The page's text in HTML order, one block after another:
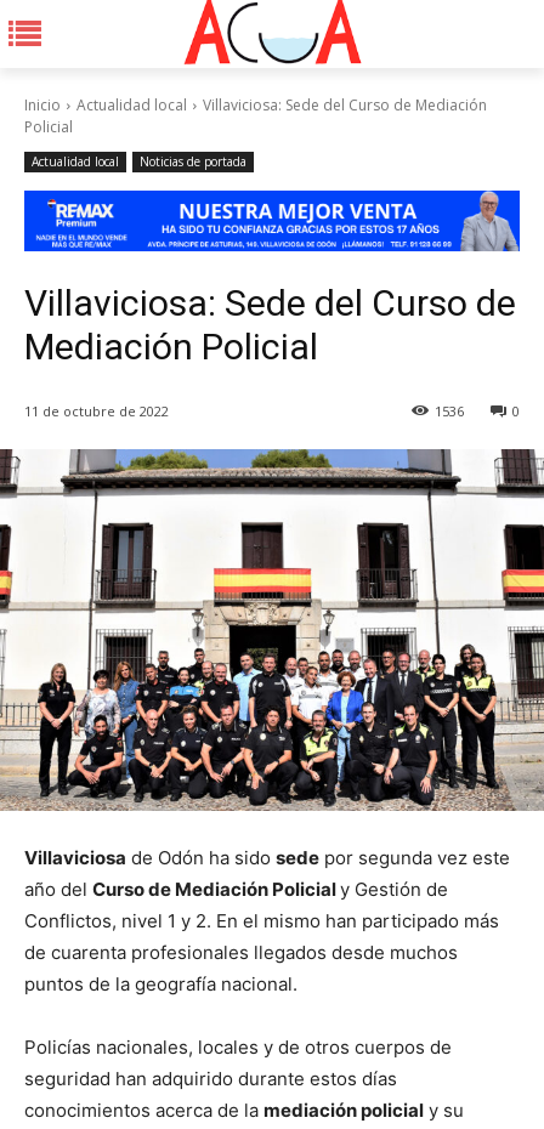
Inicio Actualidad local
Villaviciosa: Sede del Curso de Mediación
Policial
Actualidad local Noticias de portada
Villaviciosa: Sede del Curso de
Mediación Policial
11 de octubre de 2022 0
1536
Villaviciosa de Odón ha sido sede por segunda vez este
año del Curso de Mediación Policialy Gestión de
Conflictos, nivel 1 y 2. En el mismo han participado más
de cuarenta profesionales llegados desde muchos
puntos de la geografía nacional.
Policías nacionales, locales y de otros cuerpos de
seguridad han adquirido durante estos días
conocimientos acerca de la mediación policial y su